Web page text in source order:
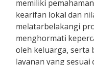
memiliki
kearifan lokal dan
melatarbelakangi
menghormati
oleh keluarga, serta
layanan yang